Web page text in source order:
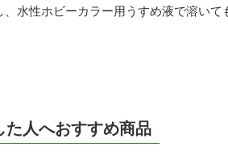
水性ホビーカラー用うすめ液で溶いて
た人へおすすめ商品